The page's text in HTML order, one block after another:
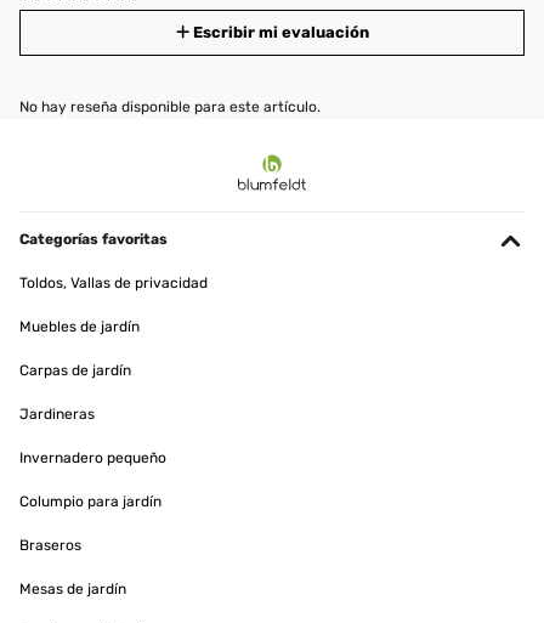
Escribir mi evaluación
No hay reseña disponible para este artículo.
Categorías favoritas
Toldos, Vallas de privacidad
Muebles de jardín
Carpas de jardín
Jardineras
Invernadero pequeño
Columpio para jardín
Braseros
Mesas de jardín